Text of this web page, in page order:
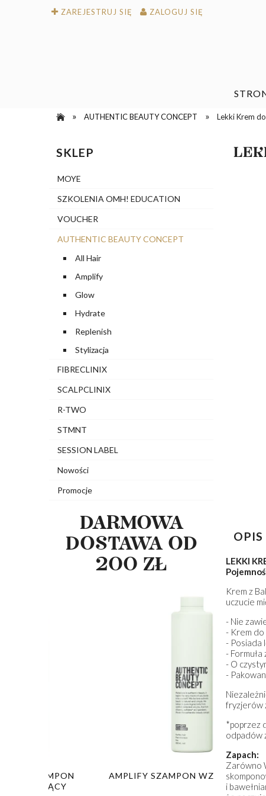
ZAREJESTRUJ SIĘ ZALOGUJ SIĘ
» AUTHENTIC BEAUTY CONCEPT » Lekki Krem
SKLEP
MOYE
SZKOLENIA OMH! EDUCATION
VOUCHER
AUTHENTIC BEAUTY CONCEPT
All Hair
Amplify
Glow
Hydrate
Replenish
Stylizacja
FIBRECLINIX
SCALPCLINIX
R-TWO
STMNT
SESSION LABEL
Nowości
Promocje
DARMOWA
DOSTAWA OD
200 ZŁ
AMPLIFY SZAMPON WZMACNIAJĄCY GLOW
OPIS
LEKKI
Krem z
uczucie
- Nie
- Krem
- Posiada
- Formuła
- O
-
fryzjerów
*poprzez
odpadów
Zapach:
Zarówno
i